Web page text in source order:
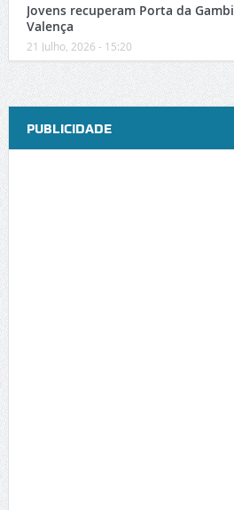
Jovens recuperam Porta da
Valença
21 Julho, 2026 - 15:20
PUBLICIDADE